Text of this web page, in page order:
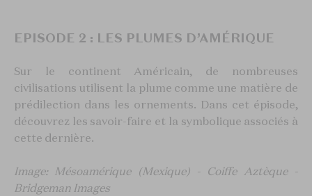
EPISODE 2 : LES PLUMES D’AMÉRIQUE
Sur le continent Américain, de nombreuses
civilisations utilisent la plume comme une matière de
prédilection dans les ornements. Dans cet épisode,
découvrez les savoir-faire et la symbolique associés à
cette dernière.
Image: Mésoamérique (Mexique) - Coiffe Aztèque -
Bridgeman Images